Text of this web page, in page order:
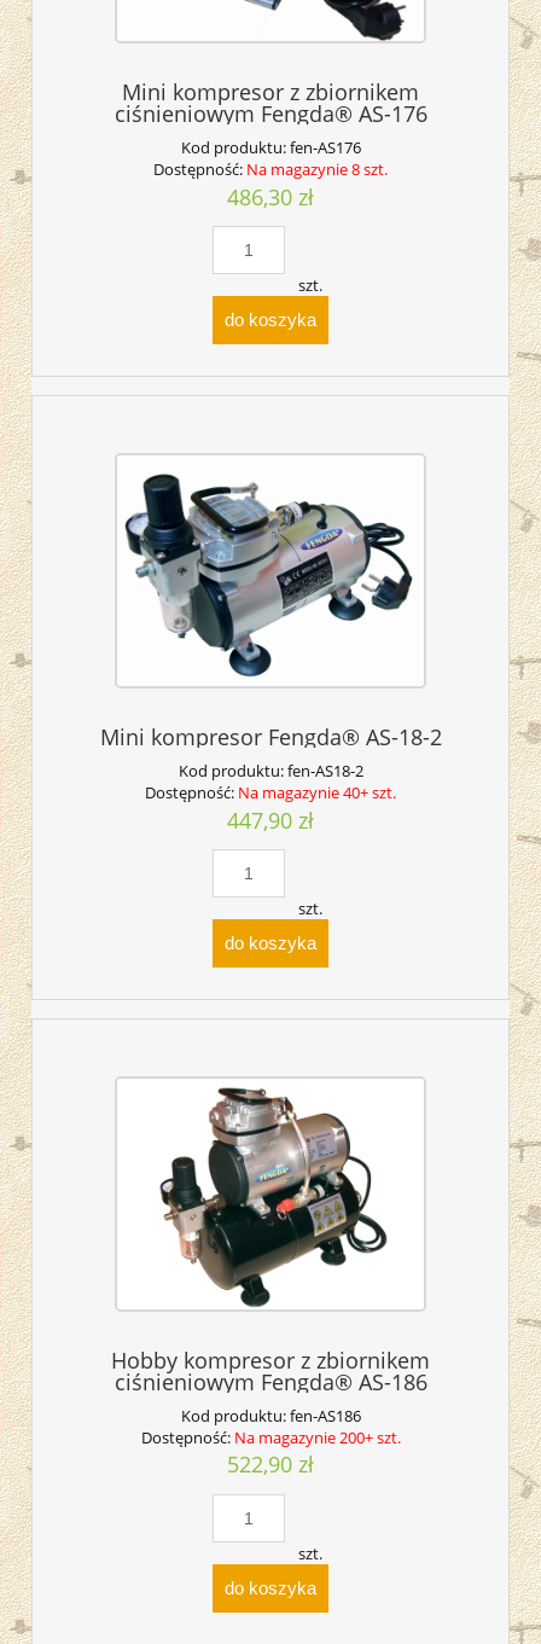
Mini kompresor z zbiornikem
ciśnieniowym Fengda® AS-176
Kod produktu:fen-AS176
Dostępność: Na magazynie 8 szt.
486,30 zł
szt.
do koszyka
Mini kompresor Fengda® AS-18-2
Kod produktu:fen-AS18-2
Dostępność: Na magazynie 40+ szt.
447,90 zł
szt.
do koszyka
Hobby kompresor z zbiornikem
ciśnieniowym Fengda® AS-186
Kod produktu:fen-AS186
Dostępność: Na magazynie 200+ szt.
522,90 zł
szt.
do koszyka